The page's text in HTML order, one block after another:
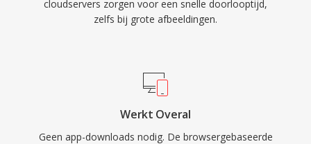
cloudservers zorgen voor een snelle doorlooptijd,
zelfs bij grote afbeeldingen.
Werkt Overal
Geen app-downloads nodig. De browsergebaseerde